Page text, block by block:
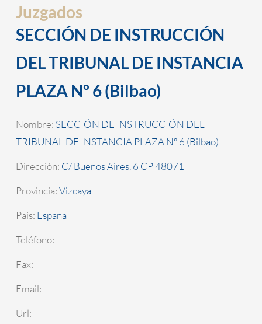
Juzgados
SECCIÓN DE INSTRUCCIÓN
DEL TRIBUNAL DE INSTANCIA
PLAZA Nº 6 (Bilbao)
Nombre: SECCIÓN DE INSTRUCCIÓN DEL
TRIBUNAL DE INSTANCIA PLAZA Nº 6 (Bilbao)
Dirección: C/ Buenos Aires, 6 CP 48071
Provincia:Vizcaya
País: España
Teléfono:
Fax:
Email:
Url: